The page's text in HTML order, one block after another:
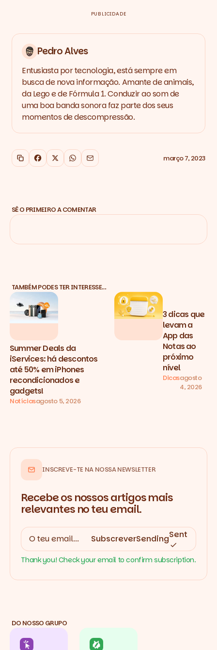
PUBLICIDADE
Pedro Alves
Entusiasta por tecnologia, está sempre em
busca de nova informação. Amante de animais,
da Lego e de Fórmula 1. Conduzir ao som de
uma boa banda sonora faz parte dos seus
momentos de descompressão.
Copiar link
Facebook
X WhatsApp
Email março 7, 2023
SÊ O PRIMEIRO A COMENTAR
TAMBÉM PODES TER INTERESSE…
Summer Deals da
iServices: há descontos
até 50% em iPhones
recondicionados e
gadgets!
Notíciasagosto 5, 2026
3 dicas que
levam a
App das
Notas ao
próximo
nível
Dicasagosto
4, 2026
INSCREVE-TE NA NOSSA NEWSLETTER
Recebe os nossos artigos mais
relevantes no teu email.
SubscreverSendingSent
Thank you! Check your email to confirm subscription.
DO NOSSO GRUPO